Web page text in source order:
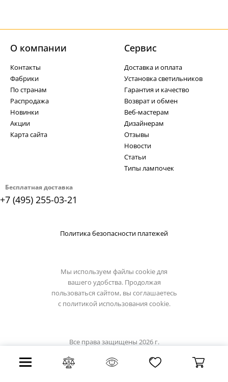
Бесплатная доставка
+7 (495) 255-03-21
О компании
Контакты
Фабрики
По странам
Распродажа
Новинки
Акции
Карта сайта
Cервис
Доставка и оплата
Установка светильников
Гарантия и качество
Возврат и обмен
Веб-мастерам
Дизайнерам
Отзывы
Новости
Статьи
Типы лампочек
Политика безопасности платежей
Мы используем файлы cookie для
вашего удобства. Продолжая
пользоваться сайтом, вы соглашаетесь
с политикой использования cookie.
Все права защищены 2026 г.